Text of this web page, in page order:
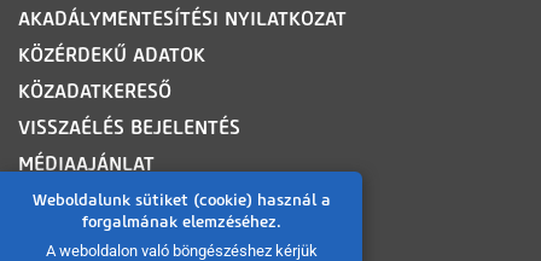
Weboldalunk sütiket (cookie) használ a
forgalmának elemzéséhez.
A weboldalon való böngészéshez kérjük
AKADÁLYMENTESÍTÉSI NYILATKOZAT
KÖZÉRDEKŰ ADATOK
KÖZADATKERESŐ
VISSZAÉLÉS BEJELENTÉS
MÉDIAAJÁNLAT
OLDALTÉRKÉP